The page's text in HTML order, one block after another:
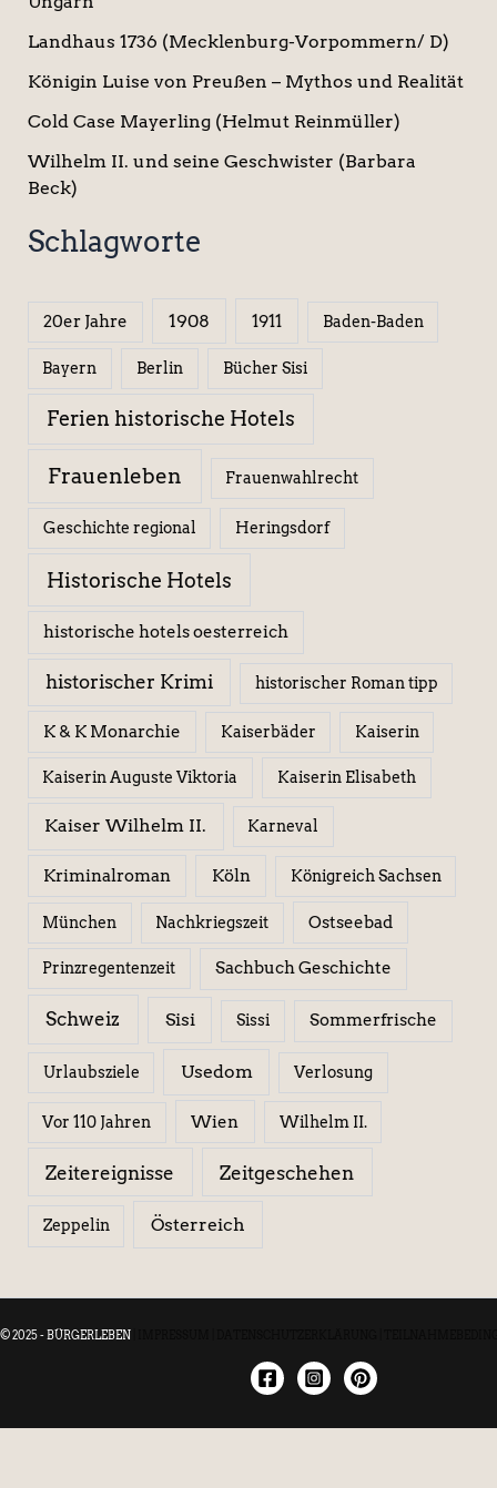
Landhaus 1736 (Mecklenburg-Vorpommern/ D)
Königin Luise von Preußen – Mythos und Realität
Cold Case Mayerling (Helmut Reinmüller)
Wilhelm II. und seine Geschwister (Barbara
Beck)
Schlagworte
20er Jahre 1908 1911 Baden-Baden
Bayern Berlin Bücher Sisi
Ferien historische Hotels
Frauenleben Frauenwahlrecht
Geschichte regional Heringsdorf
Historische Hotels
historische hotels oesterreich
historischer Krimi historischer Roman tipp
K & K Monarchie Kaiserbäder Kaiserin
Kaiserin Auguste Viktoria Kaiserin Elisabeth
Kaiser Wilhelm II. Karneval
Kriminalroman Köln Königreich Sachsen
München Nachkriegszeit Ostseebad
Prinzregentenzeit Sachbuch Geschichte
Schweiz Sisi Sissi Sommerfrische
Urlaubsziele Usedom Verlosung
Vor 110 Jahren Wien Wilhelm II.
Zeitereignisse Zeitgeschehen
Zeppelin Österreich
© 2025 - BÜRGERLEBEN